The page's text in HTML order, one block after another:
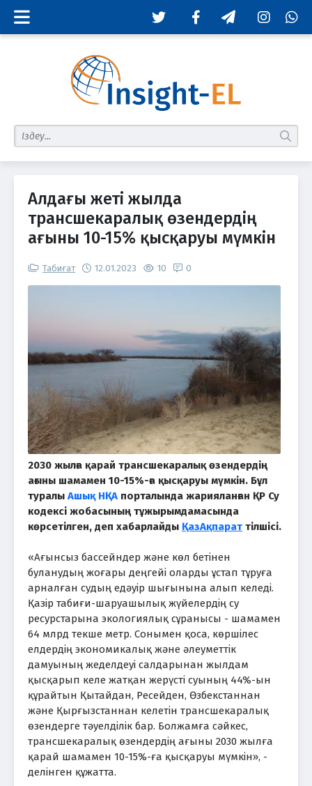
TwitterFacebookTelegramInstagram
табу
Алдағы жеті жылда
трансшекаралық өзендердің
ағыны 10-15% қысқаруы мүмкін
Табиғат 12.01.2023 10 0
2030 жылға қарай трансшекаралық өзендердің
ағыны шамамен 10-15%-ға қысқаруы мүмкін. Бұл
туралы Ашық НҚА порталында жарияланған ҚР Су
кодексі жобасының тұжырымдамасында
көрсетілген, деп хабарлайды ҚазАқпарат тілшісі.
«Ағынсыз бассейндер және көл бетінен
буланудың жоғары деңгейі оларды ұстап тұруға
арналған судың едәуір шығынына алып келеді.
Қазір табиғи-шаруашылық жүйелердің су
ресурстарына экологиялық сұранысы - шамамен
64 млрд текше метр. Сонымен қоса, көршілес
елдердің экономикалық және әлеуметтік
дамуының жеделдеуі салдарынан жылдам
қысқарып келе жатқан жерүсті суының 44%-ын
құрайтын Қытайдан, Ресейден, Өзбекстаннан
және Қырғызстаннан келетін трансшекаралық
өзендерге тәуелділік бар. Болжамға сәйкес,
трансшекаралық өзендердің ағыны 2030 жылға
қарай шамамен 10-15%-ға қысқаруы мүмкін», -
делінген құжатта.